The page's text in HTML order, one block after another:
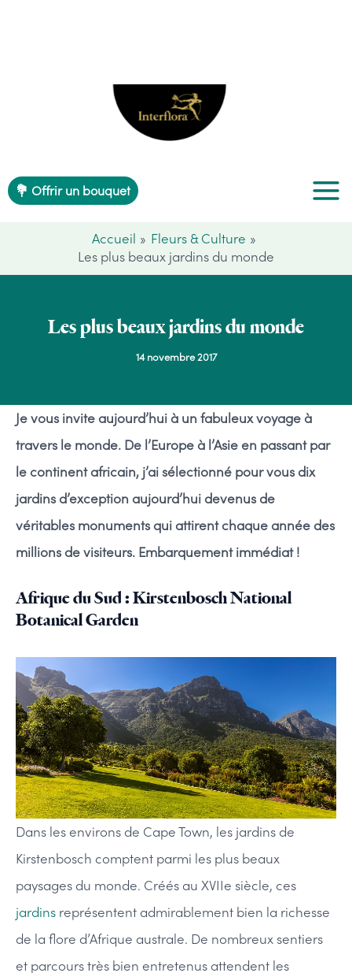
💐 Offrir un bouquet
Accueil
Fleurs & Culture
Les plus beaux jardins du monde
Les plus beaux jardins du monde
14 novembre 2017
Je vous invite aujourd’hui à un fabuleux voyage à
travers le monde. De l’Europe à l’Asie en passant par
le continent africain, j’ai sélectionné pour vous dix
jardins d’exception aujourd’hui devenus de
véritables monuments qui attirent chaque année des
millions de visiteurs. Embarquement immédiat !
Afrique du Sud : Kirstenbosch National
Botanical Garden
Dans les environs de Cape Town, les jardins de
Kirstenbosch comptent parmi les plus beaux
paysages du monde. Créés au XVIIe siècle, ces
jardins représentent admirablement bien la richesse
de la flore d’Afrique australe. De nombreux sentiers
et parcours très bien entretenus attendent les